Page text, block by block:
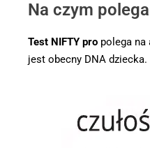
Na czym
Test NIFTY pro polega na
jest obecny DNA dziecka.